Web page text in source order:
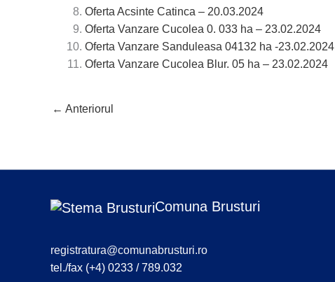
Oferta Acsinte Catinca – 20.03.2024
Oferta Vanzare Cucolea 0. 033 ha – 23.02.2024
Oferta Vanzare Sanduleasa 04132 ha -23.02.2024
Oferta Vanzare Cucolea Blur. 05 ha – 23.02.2024
← Anteriorul
Comuna Brusturi
registratura@comunabrusturi.ro
tel./fax (+4) 0233 / 789.032